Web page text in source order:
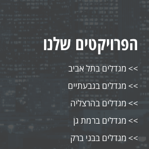
הפרויקטים שלנו
מגדלים בתל אביב
מגדלים בגבעתיים
מגדלים בהרצליה
מגדלים ברמת גן
מגדלים בבני ברק